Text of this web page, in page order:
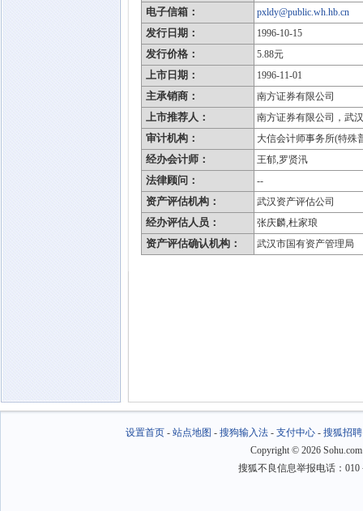
电子信箱： pxldy@public.wh.hb.cn
发行日期： 1996-10-15
发行价格： 5.88元
上市日期： 1996-11-01
主承销商： 南方证券有限公司
上市推荐人： 南方证券有限公司，武
审计机构： 大信会计师事务所(特殊
经办会计师： 王郁,罗贤汛
法律顾问： --
资产评估机构： 武汉资产评估公司
经办评估人员： 张庆麟,杜家琅
资产评估确认机构： 武汉市国有资产管理局
设置首页- 站点地图 - 搜狗输入法- 支付中心- 搜狐招聘
Copyright © 2026
搜狐不良信息举报电话：010